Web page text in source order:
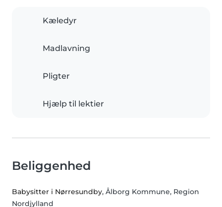
Kæledyr
Madlavning
Pligter
Hjælp til lektier
Beliggenhed
Babysitter i Nørresundby, Ålborg Kommune, Region
Nordjylland